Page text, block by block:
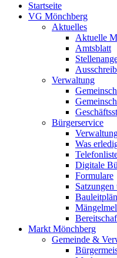
Startseite
VG Mönchberg
Aktuelles
Aktuelle
Amtsblatt
Verwaltung
Bürgerservice
Was
Digitale
Formulare
Markt Mönchberg
Gemeinde &